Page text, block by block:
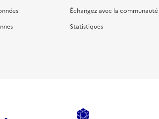
Échangez avec la communauté
Statistiques